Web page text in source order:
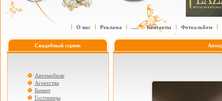
О нас Реклама .... Контакты Фотоальбом
Свадебный сервис
Автомобили
Агентства
Банкет
Гостиницы